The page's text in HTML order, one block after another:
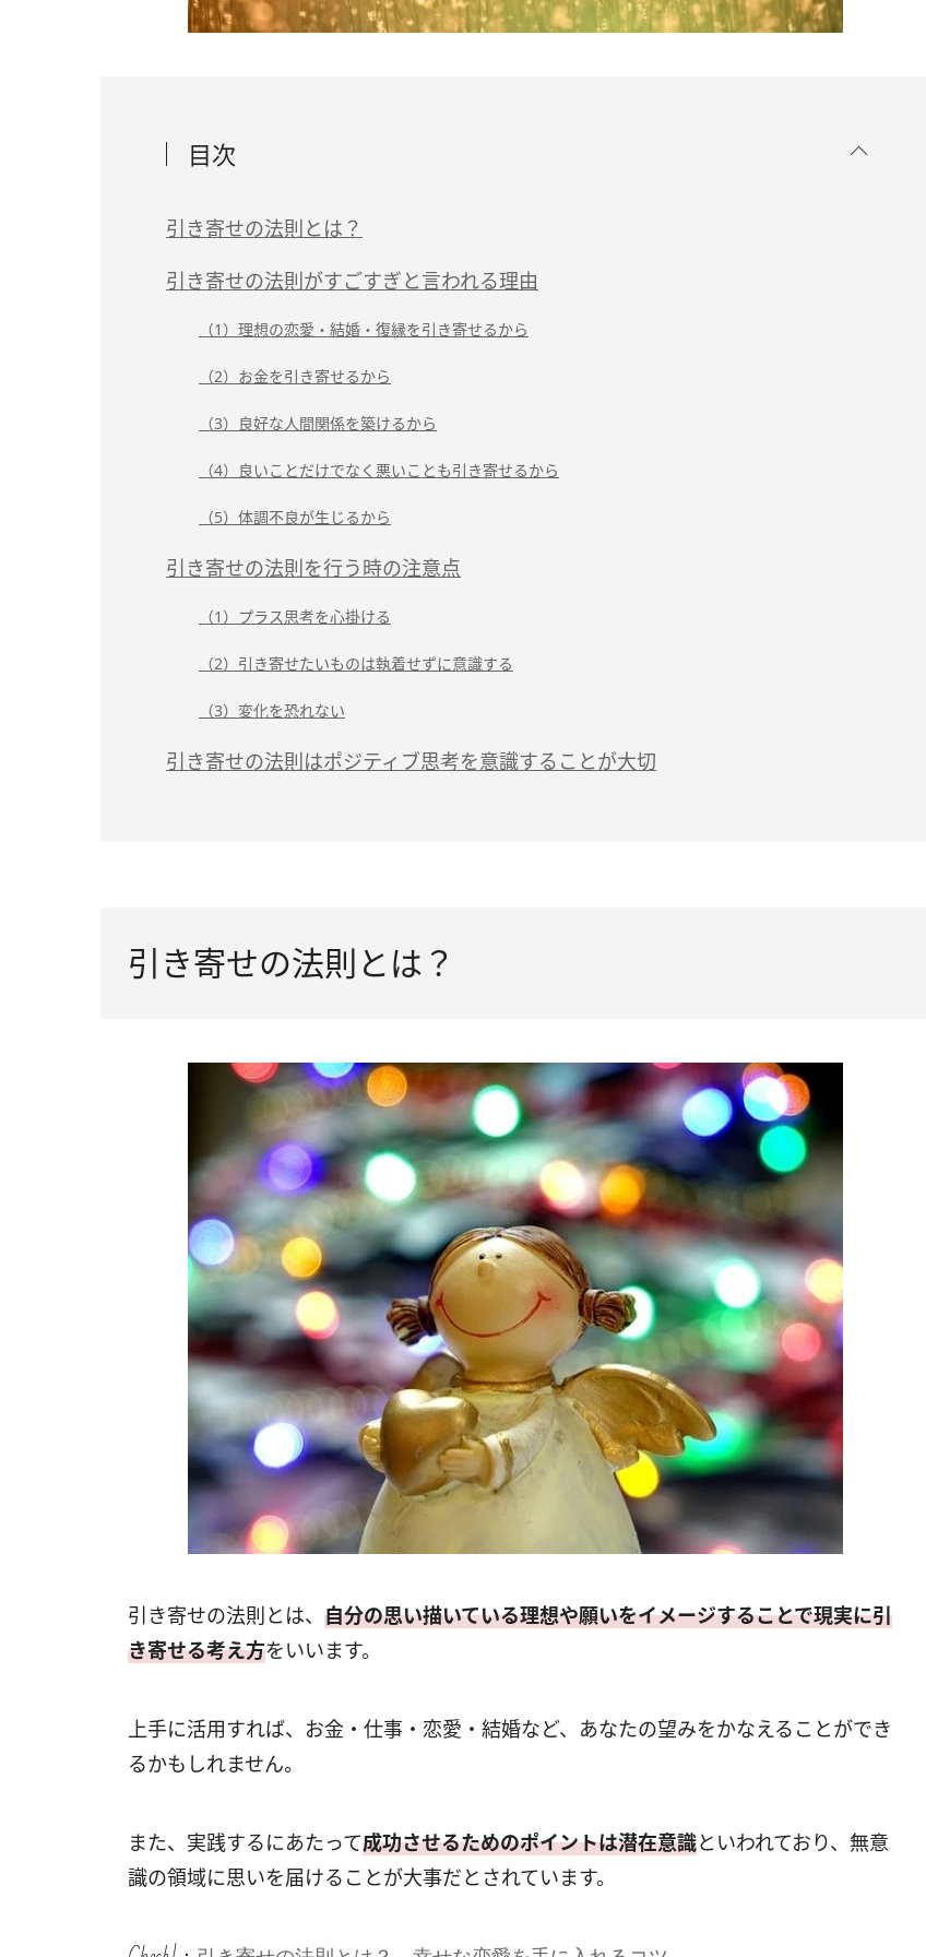
目次
引き寄せの法則とは？
引き寄せの法則がすごすぎと言われる理由
（1）理想の恋愛・結婚・復縁を引き寄せるから
（2）お金を引き寄せるから
（3）良好な人間関係を築けるから
（4）良いことだけでなく悪いことも引き寄せるから
（5）体調不良が生じるから
引き寄せの法則を行う時の注意点
（1）プラス思考を心掛ける
（2）引き寄せたいものは執着せずに意識する
（3）変化を恐れない
引き寄せの法則はポジティブ思考を意識することが大切
引き寄せの法則とは？
引き寄せの法則とは、 自分の思い描いている理想や願いをイメージすることで現実に引
き寄せる考え方をいいます。
上手に活用すれば、お金・仕事・恋愛・結婚など、あなたの望みをかなえることができ
るかもしれません。
また、実践するにあたって成功させるためのポイントは潜在意識といわれており、無意
識の領域に思いを届けることが大事だとされています。